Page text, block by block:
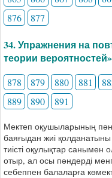
876
877
34. Упражнения на
теории
878 879 880 881
889
890 891
Мектеп оқушыларының
баяғыдан жиі
тиісті оқулықтар санымен
отыр, ал осы пәндерді
себеппен балаларға